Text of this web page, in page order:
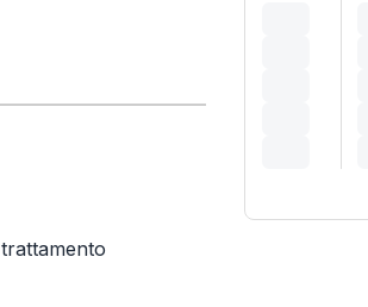
trattamento